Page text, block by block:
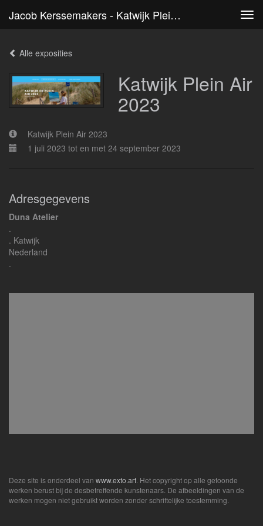
Jacob Kerssemakers - Katwijk Plein Air 2023
Alle exposities
Katwijk Plein Air
2023
Katwijk Plein Air 2023
1 juli 2023 tot en met 24 september 2023
Adresgegevens
Duna Atelier
.
. Katwijk
Nederland
.
Deze site is onderdeel van www.exto.art . Het copyright op alle getoonde
werken berust bij de desbetreffende kunstenaars. De afbeeldingen van de
werken mogen niet gebruikt worden zonder schriftelijke toestemming.